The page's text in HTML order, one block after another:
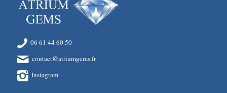
06 61 44 60 50
contact@atriumgems.fr
Instagram